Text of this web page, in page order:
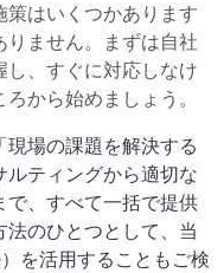
はいくつかあります
ません。まずは自社
、すぐに対応しなけ
から始めましょう。
場の課題を解決する
ルティングから適切な
で、すべて一括で提供
のひとつとして、当
を活用することもご検